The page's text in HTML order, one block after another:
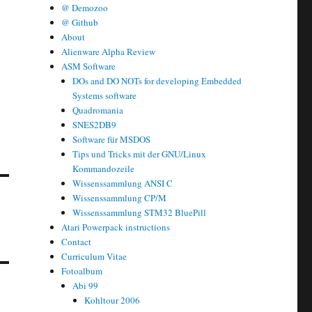
@ Demozoo
@ Github
About
Alienware Alpha Review
ASM Software
DOs and DO NOTs for developing Embedded
Systems software
Quadromania
SNES2DB9
Software für MSDOS
Tips und Tricks mit der GNU/Linux
Kommandozeile
Wissenssammlung ANSI C
Wissenssammlung CP/M
Wissenssammlung STM32 BluePill
Atari Powerpack instructions
Contact
Curriculum Vitae
Fotoalbum
Abi 99
Kohltour 2006